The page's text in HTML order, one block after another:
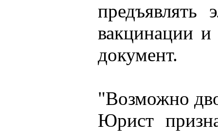
предъявлять
вакцинации
документ.
"Возможно
Юрист